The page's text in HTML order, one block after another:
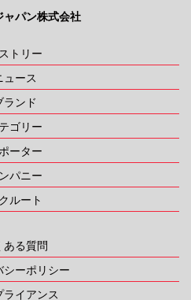
ャパン株式会社
トリー
ュース
ランド
ゴリー
ーター
パニー
ルート
ある質問
シーポリシー
ライアンス